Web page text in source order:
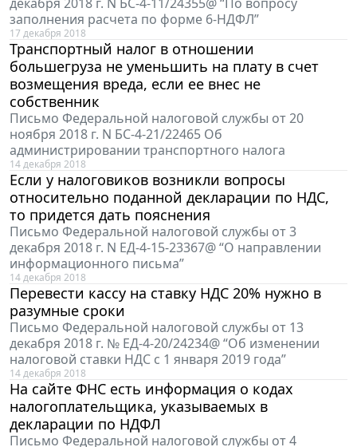
заполнения расчета по форме 6-НДФЛ”
17 декабря 2018
Транспортный налог в отношении
большегруза не уменьшить на плату в счет
возмещения вреда, если ее внес не
собственник
Письмо Федеральной налоговой службы от 20
ноября 2018 г. N БС-4-21/22465 Об
администрировании транспортного налога
14 декабря 2018
Если у налоговиков возникли вопросы
относительно поданной декларации по НДС,
то придется дать пояснения
Письмо Федеральной налоговой службы от 3
декабря 2018 г. N ЕД-4-15-23367@ “О направлении
информационного письма”
14 декабря 2018
Перевести кассу на ставку НДС 20% нужно в
разумные сроки
Письмо Федеральной налоговой службы от 13
декабря 2018 г. № ЕД-4-20/24234@ “Об изменении
налоговой ставки НДС с 1 января 2019 года”
14 декабря 2018
На сайте ФНС есть информация о кодах
налогоплательщика, указываемых в
декларации по НДФЛ
Письмо Федеральной налоговой службы от 4